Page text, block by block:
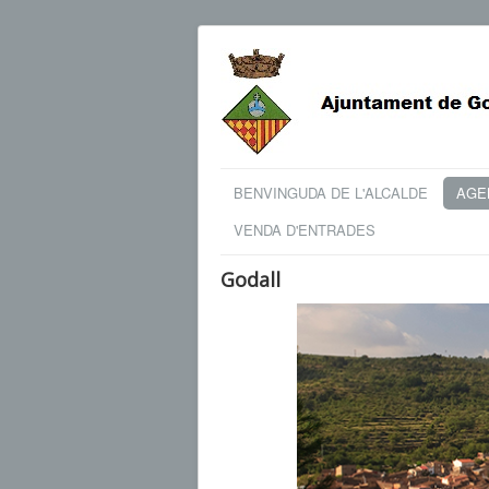
BENVINGUDA DE L'ALCALDE
VENDA D'ENTRADES
Godall